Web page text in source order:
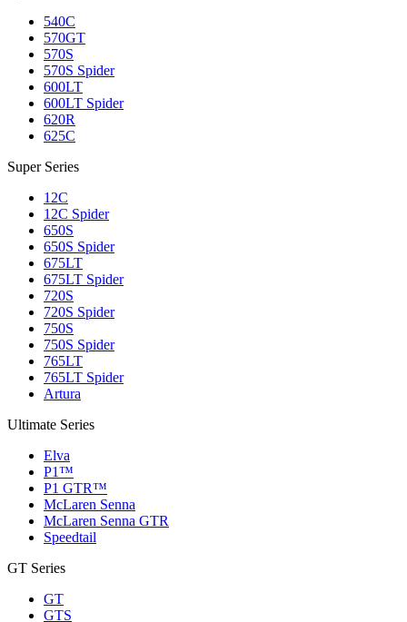
540C
570GT
570S
570S Spider
600LT
600LT Spider
620R
625C
Super Series
12C
12C Spider
650S
650S Spider
675LT
675LT Spider
720S
720S Spider
750S
750S Spider
765LT
765LT Spider
Artura
Ultimate Series
Elva
P1™
P1 GTR™
McLaren Senna
McLaren Senna GTR
Speedtail
GT Series
GT
GTS